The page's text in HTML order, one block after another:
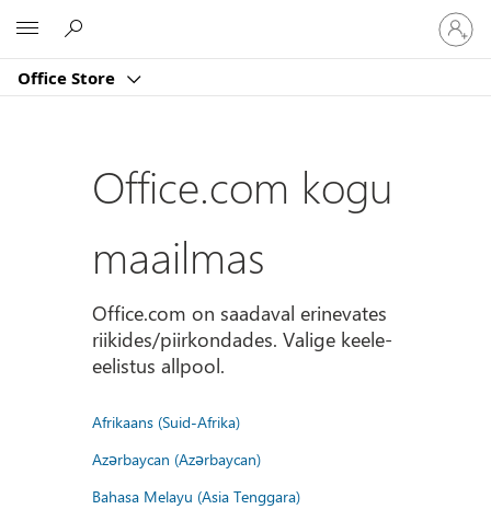
Office Store
Logige
sisse
oma
Office.com kogu
maailmas
Office.com on saadaval erinevates
riikides/piirkondades. Valige keele-
eelistus allpool.
Afrikaans (Suid-Afrika)
Azərbaycan (Azərbaycan)
Bahasa Melayu (Asia Tenggara)